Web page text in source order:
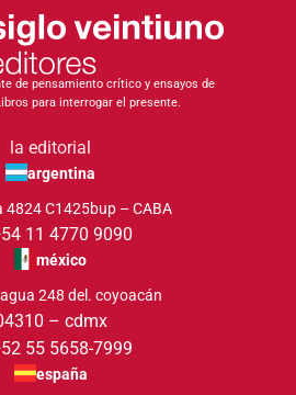
de pensamiento crítico y ensayos de
para interrogar el presente.
la editorial
argentina
4824 C1425bup – CABA
11 4770 9090
méxico
248 del. coyoacán
– cdmx
55 5658-7999
españa